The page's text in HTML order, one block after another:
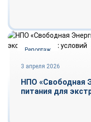
Репортаж
3 апреля 2026
НПО «Свободная
питания для